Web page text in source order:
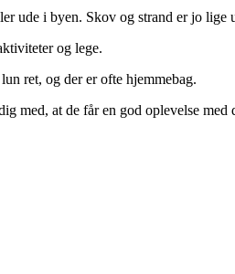
ude i byen. Skov og strand er jo lige
og lege.
ret, og der er ofte hjemmebag.
med, at de får en god oplevelse med